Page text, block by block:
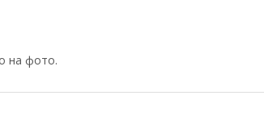
на фото.